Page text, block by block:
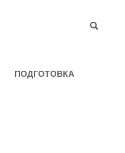
ПОДГОТОВКА